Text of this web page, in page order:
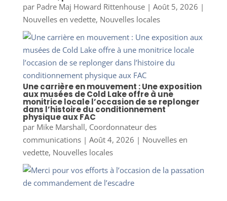
par Padre Maj Howard Rittenhouse| Août 5, 2026 |
Nouvelles en vedette, Nouvelles locales
Une carrière en mouvement : Une exposition
aux musées de Cold Lake offre à une
monitrice locale l’occasion de se replonger
dans l’histoire du conditionnement
physique aux FAC
par Mike Marshall, Coordonnateur des
communications| Août 4, 2026 | Nouvelles en
vedette, Nouvelles locales